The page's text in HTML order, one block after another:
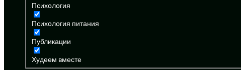
Психология
Психология питания
Публикации
Худеем вместе